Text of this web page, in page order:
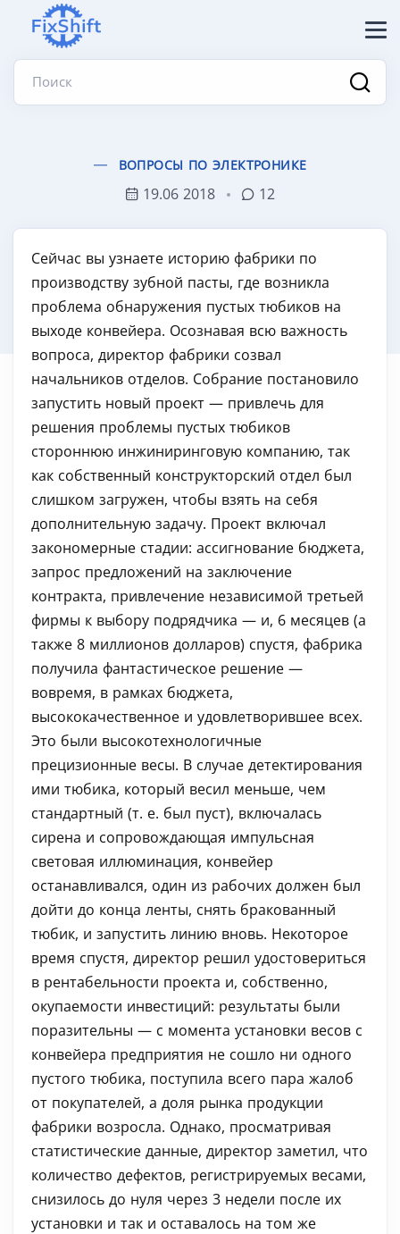
Поиск
ВОПРОСЫ ПО ЭЛЕКТРОНИКЕ
19.06 2018 12
Сейчас вы узнаете историю фабрики по
производству зубной пасты, где возникла
проблема обнаружения пустых тюбиков на
выходе конвейера. Осознавая всю важность
вопроса, директор фабрики созвал
начальников отделов. Собрание постановило
запустить новый проект — привлечь для
решения проблемы пустых тюбиков
стороннюю инжиниринговую компанию, так
как собственный конструкторский отдел был
слишком загружен, чтобы взять на себя
дополнительную задачу. Проект включал
закономерные стадии: ассигнование бюджета,
запрос предложений на заключение
контракта, привлечение независимой третьей
фирмы к выбору подрядчика — и, 6 месяцев (а
также 8 миллионов долларов) спустя, фабрика
получила фантастическое решение —
вовремя, в рамках бюджета,
высококачественное и удовлетворившее всех.
Это были высокотехнологичные
прецизионные весы. В случае детектирования
ими тюбика, который весил меньше, чем
стандартный (т. е. был пуст), включалась
сирена и сопровождающая импульсная
световая иллюминация, конвейер
останавливался, один из рабочих должен был
дойти до конца ленты, снять бракованный
тюбик, и запустить линию вновь. Некоторое
время спустя, директор решил удостовериться
в рентабельности проекта и, собственно,
окупаемости инвестиций: результаты были
поразительны — с момента установки весов с
конвейера предприятия не сошло ни одного
пустого тюбика, поступила всего пара жалоб
от покупателей, а доля рынка продукции
фабрики возросла. Однако, просматривая
статистические данные, директор заметил, что
количество дефектов, регистрируемых весами,
снизилось до нуля через 3 недели после их
установки и так и оставалось на том же